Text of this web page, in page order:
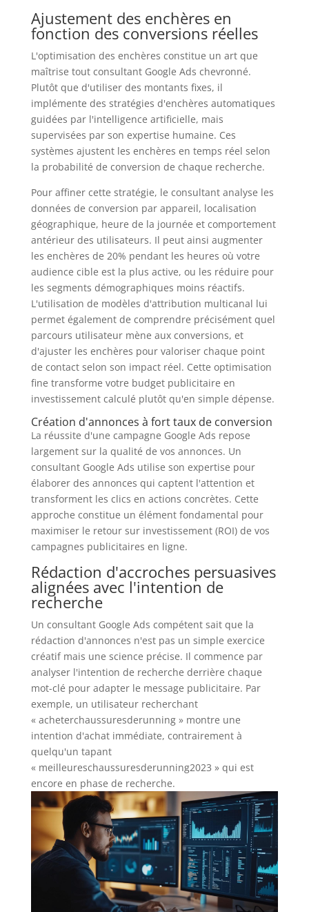
Ajustement des enchères en
fonction des conversions réelles
L'optimisation des enchères constitue un art que
maîtrise tout consultant Google Ads chevronné.
Plutôt que d'utiliser des montants fixes, il
implémente des stratégies d'enchères automatiques
guidées par l'intelligence artificielle, mais
supervisées par son expertise humaine. Ces
systèmes ajustent les enchères en temps réel selon
la probabilité de conversion de chaque recherche.
Pour affiner cette stratégie, le consultant analyse les
données de conversion par appareil, localisation
géographique, heure de la journée et comportement
antérieur des utilisateurs. Il peut ainsi augmenter
les enchères de 20% pendant les heures où votre
audience cible est la plus active, ou les réduire pour
les segments démographiques moins réactifs.
L'utilisation de modèles d'attribution multicanal lui
permet également de comprendre précisément quel
parcours utilisateur mène aux conversions, et
d'ajuster les enchères pour valoriser chaque point
de contact selon son impact réel. Cette optimisation
fine transforme votre budget publicitaire en
investissement calculé plutôt qu'en simple dépense.
Création d'annonces à fort taux de conversion
La réussite d'une campagne Google Ads repose
largement sur la qualité de vos annonces. Un
consultant Google Ads utilise son expertise pour
élaborer des annonces qui captent l'attention et
transforment les clics en actions concrètes. Cette
approche constitue un élément fondamental pour
maximiser le retour sur investissement (ROI) de vos
campagnes publicitaires en ligne.
Rédaction d'accroches persuasives
alignées avec l'intention de
recherche
Un consultant Google Ads compétent sait que la
rédaction d'annonces n'est pas un simple exercice
créatif mais une science précise. Il commence par
analyser l'intention de recherche derrière chaque
mot-clé pour adapter le message publicitaire. Par
exemple, un utilisateur recherchant
« acheterchaussuresderunning » montre une
intention d'achat immédiate, contrairement à
quelqu'un tapant
« meilleureschaussuresderunning2023 » qui est
encore en phase de recherche.